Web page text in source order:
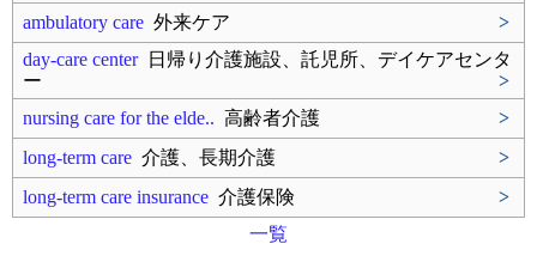
ambulatory care 外来ケア
>
day-care center日帰り介護施設、託児所、デイケアセンタ
ー
>
nursing care for the elde.. 高齢者介護
>
long-term care 介護、長期介護
>
long-term care insurance 介護保険
>
一覧